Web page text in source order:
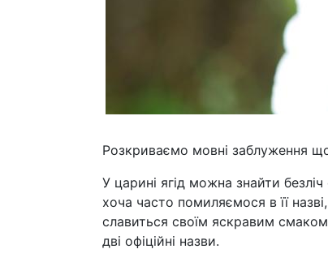
Розкриваємо мовні заблуження
У царині ягід можна знайти
хоча часто помиляємося в її
славиться своїм яскравим
дві офіційні назви.